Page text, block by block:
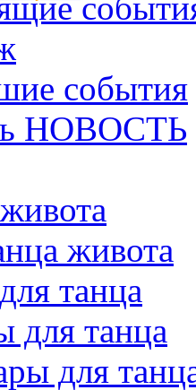
события
НОВОСТЬ
живота
танца
для танца
для